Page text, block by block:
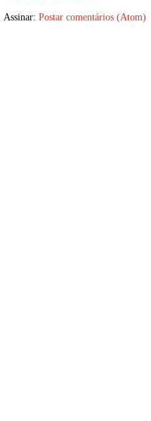
Assinar: Postar comentários (Atom)